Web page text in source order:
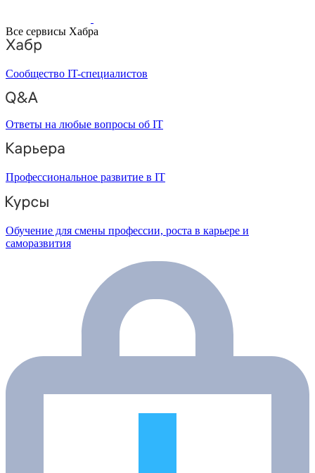
Все сервисы Хабра
Сообщество IT-специалистов
Ответы на любые вопросы об IT
Профессиональное развитие в IT
Обучение для смены профессии, роста в карьере и
саморазвития